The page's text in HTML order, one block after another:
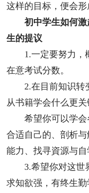
这样的目标，便会形
初中学生如何
生的提议
1.一定要努力，
在意考试分数。
2.在目前知识转
从书籍学会什么更关
希望你可以学会
合适自己的、剖析
能力、找寻資源与自
3.希望你对这世界
求知欲强，有终生勤